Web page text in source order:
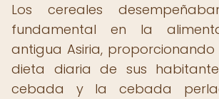
Los cereales
fundamental en la
antigua Asiria,
dieta diaria de sus
cebada y la cebada